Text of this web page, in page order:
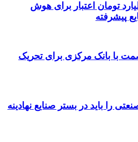
۳۵۰ میلیارد تومان اعتبار برای هوش
پیشرفته
با بانک مرکزی برای تحریک
را باید در بستر صنایع نهادینه